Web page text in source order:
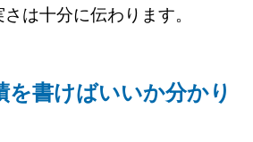
は十分に伝わります。
を書けばいいか分かり